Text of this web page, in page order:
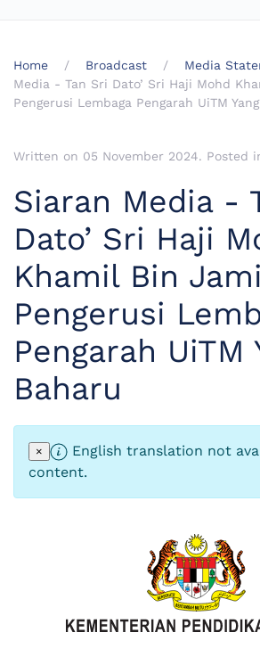
Home Broadcast Media
Media - Tan Sri Dato’ Sri Haji Mohd
Pengerusi Lembaga Pengarah UiTM
Written on 05 November 2024. Posted
Siaran Media -
Dato’ Sri Haji
Khamil Bin
Pengerusi
Pengarah UiTM
Baharu
×
English translation not
content.